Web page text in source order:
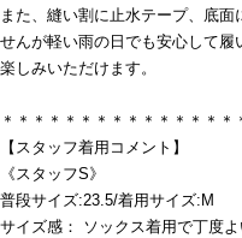
また、縫い割に止水テープ、底
せんが軽い雨の日でも安心して
楽しみいただけます。
＊＊＊＊＊＊＊＊＊＊＊＊＊＊＊
【スタッフ着用コメント】
《スタッフS》
普段サイズ:23.5/着用サイズ:M
サイズ感： ソックス着用で丁度